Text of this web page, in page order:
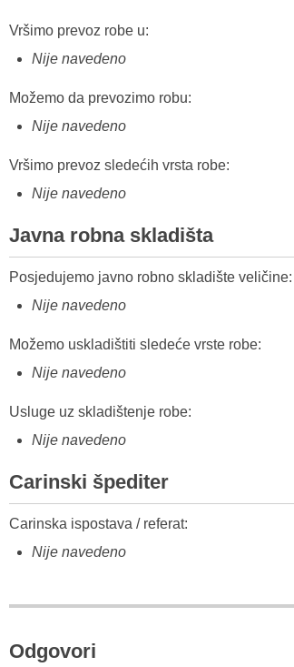
Vršimo prevoz robe u:
Nije navedeno
Možemo da prevozimo robu:
Nije navedeno
Vršimo prevoz sledećih vrsta robe:
Nije navedeno
Javna robna skladišta
Posjedujemo javno robno skladište veličine:
Nije navedeno
Možemo uskladištiti sledeće vrste robe:
Nije navedeno
Usluge uz skladištenje robe:
Nije navedeno
Carinski špediter
Carinska ispostava / referat:
Nije navedeno
Odgovori